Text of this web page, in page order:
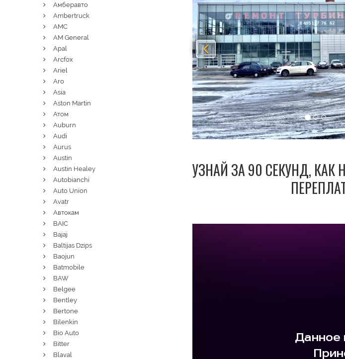
УЗНАЙ ЗА 90 СЕКУНД,
Амберавто
Ambertruck
AMC
AM General
Apal
Arcfox
Ariel
Aro
Asia
Aston Martin
Атом
Auburn
Audi
Aurus
Austin
Austin Healey
Autobianchi
Auto Union
Avatr
Автокам
BAIC
Bajaj
Baltijas Dzips
Baojun
Batmobile
BAW
Belgee
Bentley
Bertone
Bilenkin
Bio Auto
Bitter
Blaval